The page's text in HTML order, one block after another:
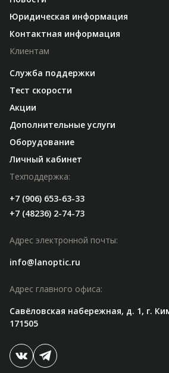
Юридическая информация
Контактная информация
Клиентам
Служба поддержки
Тест скорости
Акции
Дополнительные услуги
Оборудование
Личный кабинет
Техподдержка:
+7 (906) 653-63-33
+7 (48236) 2-74-73
Адрес электронной почты:
info@lanoptic.ru
Адрес главного офиса:
Савёловская набережная, д. 1, г.
171505